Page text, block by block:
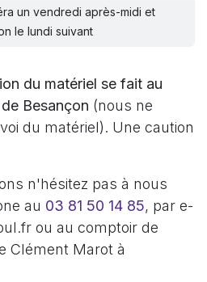
un vendredi après-midi et
​le lundi suivant
du matériel se fait au
Besançon (nous ne
du matériel). Une caution
n'hésitez pas à nous
au 03 81 50 14 85, par e-
ou au comptoir de
Clément Marot à